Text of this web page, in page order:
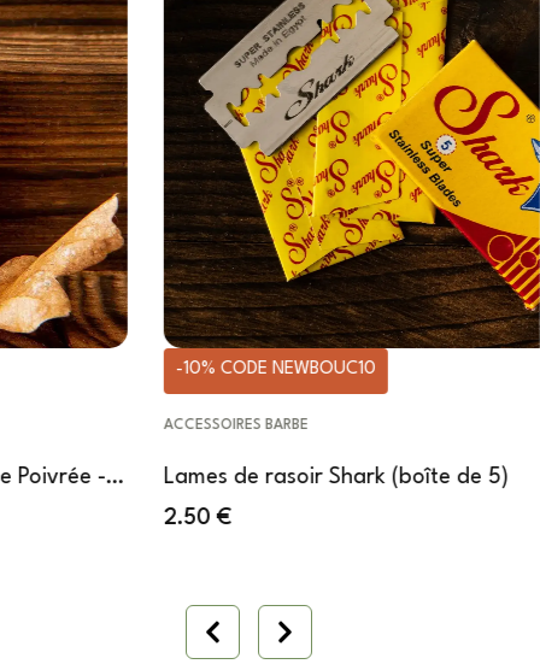
-10% CODE NEWBOUC10
ACCESSOIRES BARBE
Lames de rasoir Shark (boîte de 5)